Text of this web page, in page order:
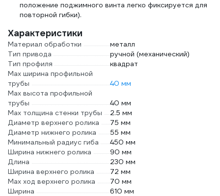
положение поджимного винта легко фиксируется для
повторной гибки).
Характеристики
Материал обработки
металл
Тип привода
ручной (механический)
Тип профиля
квадрат
Max ширина профильной
трубы
40 мм
Max высота профильной
трубы
40 мм
Max толщина стенки трубы
2.5 мм
Диаметр верхнего ролика
75 мм
Диаметр нижнего ролика
55 мм
Минимальный радиус гиба
450 мм
Ширина нижнего ролика
90 мм
Длина
230 мм
Ширина верхнего ролика
72 мм
Мах ход верхнего ролика
70 мм
Ширина
610 мм